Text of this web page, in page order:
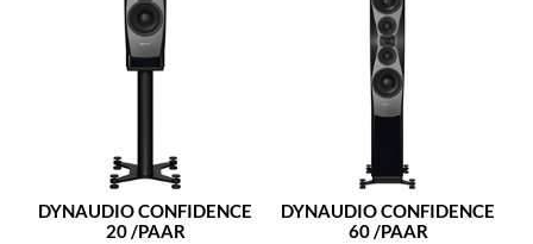
DYNAUDIO CONFIDENCE
20 /PAAR
DYNAUDIO CONFIDENCE
60 /PAAR